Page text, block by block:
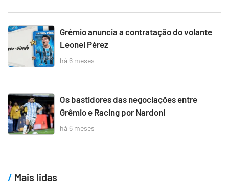
Grêmio anuncia a contratação do volante
Leonel Pérez
há 6 meses
Os bastidores das negociações entre
Grêmio e Racing por Nardoni
há 6 meses
Mais lidas